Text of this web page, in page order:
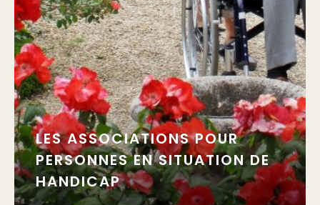
LES ASSOCIATIONS POUR
PERSONNES EN SITUATION DE
HANDICAP